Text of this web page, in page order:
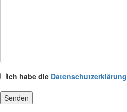
Ich habe die Datenschutzerklärung